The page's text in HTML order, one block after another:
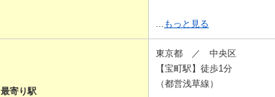
... もっと見る
最寄り駅
東京都 ／ 中央区
【宝町駅】徒歩1分
（都営浅草線）